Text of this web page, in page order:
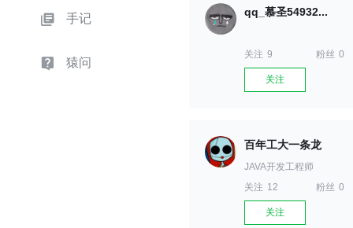
手记
猿问
qq_慕圣54932...
关注 9 粉丝 0
关注
百年工大一条龙
JAVA开发工程师
关注 12 粉丝 0
关注